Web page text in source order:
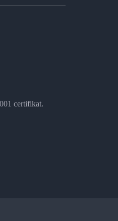
certifikat.